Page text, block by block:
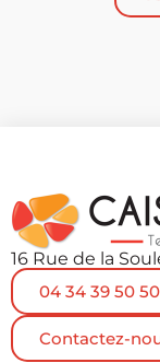
16 Rue de la
04 34 39 50 50
Contactez-